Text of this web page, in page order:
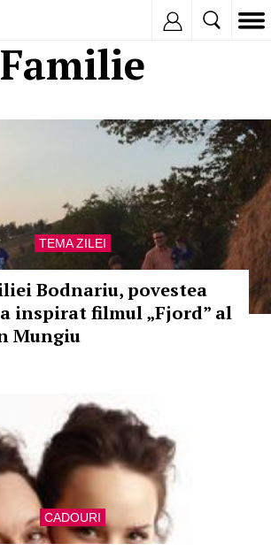
Familie
TEMA ZILEI
Bodnariu, povestea
inspirat filmul „Fjord” al
Mungiu
CADOURI